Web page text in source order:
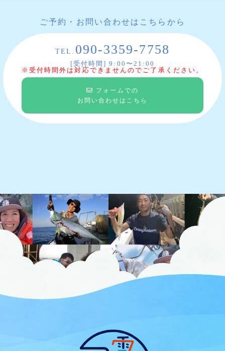
ご予約・お問い合わせはこちらから
TEL. 090-3359-7758
[受付時間] 9:00〜21:00
※受付時間外は対応できませんのでご了承ください。
フォームでの
お問い合わせはこちら